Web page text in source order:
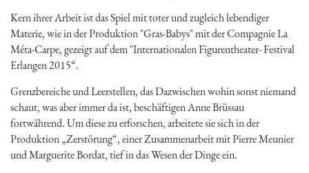
Kern ihrer Arbeit ist das Spiel mit toter und zugleich lebendiger
Materie, wie in der Produktion "Gras-Babys" mit der Compagnie La
Méta-Carpe, gezeigt auf dem "Internationalen Figurentheater- Festival
Erlangen 2015“.
Grenzbereiche und Leerstellen, das Dazwischen wohin sonst niemand
schaut, was aber immer da ist, beschäftigen Anne Brüssau
fortwährend. Um diese zu erforschen, arbeitete sie sich in der
Produktion „Zerstörung“, einer Zusammenarbeit mit Pierre Meunier
und Marguerite Bordat, tief in das Wesen der Dinge ein.